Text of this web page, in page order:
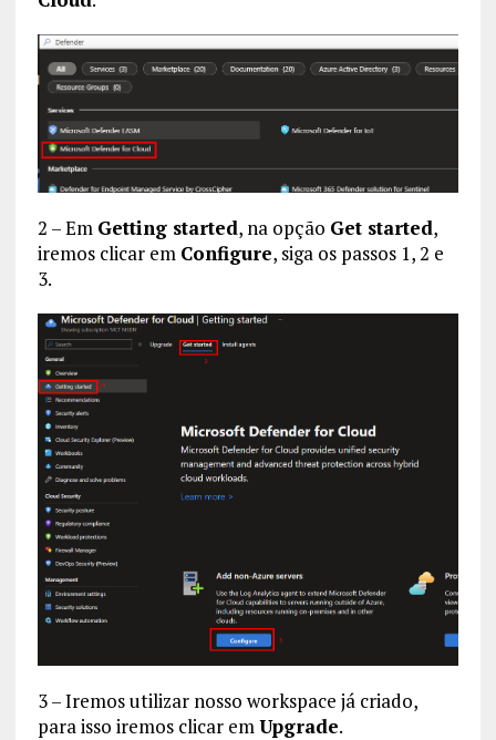
2 – Em Getting started, na opção Get started,
iremos clicar em Configure, siga os passos 1, 2 e
3.
3 – Iremos utilizar nosso workspace já criado,
para isso iremos clicar emUpgrade.